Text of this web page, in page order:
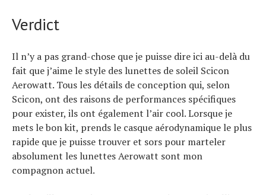
Verdict
Il n’y a pas grand-chose que je puisse dire ici au-delà du
fait que j’aime le style des lunettes de soleil Scicon
Aerowatt. Tous les détails de conception qui, selon
Scicon, ont des raisons de performances spécifiques
pour exister, ils ont également l’air cool. Lorsque je
mets le bon kit, prends le casque aérodynamique le plus
rapide que je puisse trouver et sors pour marteler
absolument les lunettes Aerowatt sont mon
compagnon actuel.